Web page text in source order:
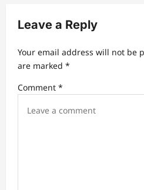
i
a
i
Leave a Reply
Your email address will not be
are marked *
Comment *